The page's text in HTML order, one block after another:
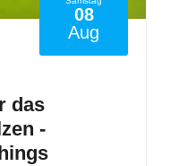
08
Aug
das
-